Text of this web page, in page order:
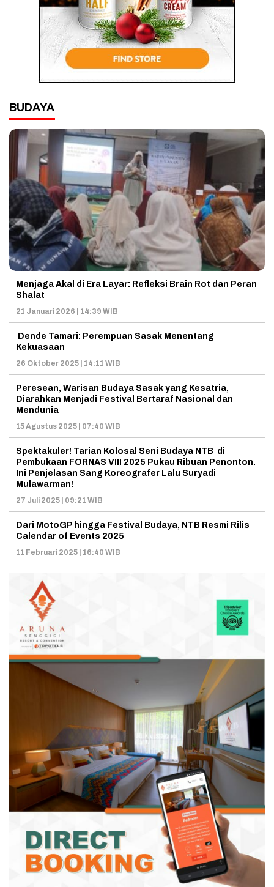
BUDAYA
Menjaga Akal di Era Layar: Refleksi Brain Rot dan Peran
Shalat
21 Januari 2026 | 14:39 WIB
Dende Tamari: Perempuan Sasak Menentang
Kekuasaan
26 Oktober 2025 | 14:11 WIB
Peresean, Warisan Budaya Sasak yang Kesatria,
Diarahkan Menjadi Festival Bertaraf Nasional dan
Mendunia
15 Agustus 2025 | 07:40 WIB
Spektakuler! Tarian Kolosal Seni Budaya NTB di
Pembukaan FORNAS VIII 2025 Pukau Ribuan Penonton.
Ini Penjelasan Sang Koreografer Lalu Suryadi
Mulawarman!
27 Juli 2025 | 09:21 WIB
Dari MotoGP hingga Festival Budaya, NTB Resmi Rilis
Calendar of Events 2025
11 Februari 2025 | 16:40 WIB